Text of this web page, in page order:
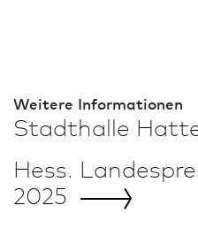
Weitere In­for­ma­tio­nen
Stadthalle
Hess.
2025